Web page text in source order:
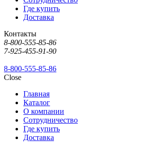
Где купить
Доставка
Контакты
8-800-555-85-86
7-925-455-91-90
8-800-555-85-86
Close
Главная
Каталог
О компании
Сотрудничество
Где купить
Доставка